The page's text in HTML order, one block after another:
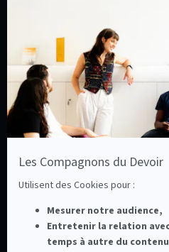
Entreprendre
Les Assises du compagnonnage
La Ruche
ESPACE PROFESSIONNELS
ESPACE PRESSE